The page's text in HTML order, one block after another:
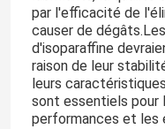
par l'efficacité de
causer de
d'isoparaffine
raison de leur
leurs
sont essentiels pour
performances et les